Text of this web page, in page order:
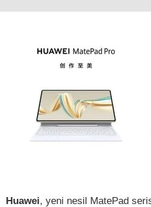
Huawei, yeni nesil MatePad